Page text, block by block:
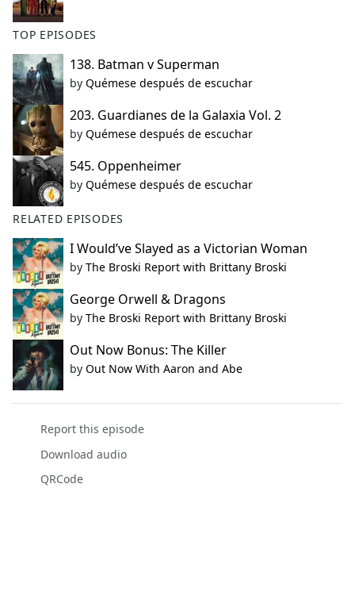
TOP EPISODES
138. Batman v Superman
by Quémese después de escuchar
203. Guardianes de la Galaxia Vol. 2
by Quémese después de escuchar
545. Oppenheimer
by Quémese después de escuchar
RELATED EPISODES
I Would’ve Slayed as a Victorian Woman
by The Broski Report with Brittany Broski
George Orwell & Dragons
by The Broski Report with Brittany Broski
Out Now Bonus: The Killer
by Out Now With Aaron and Abe
Report this episode
Download audio
QRCode